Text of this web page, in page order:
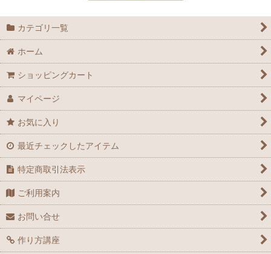
カテゴリ一覧
ホーム
ショッピングカート
マイページ
お気に入り
最近チェックしたアイテム
特定商取引法表示
ご利用案内
お問い合せ
作り方講座